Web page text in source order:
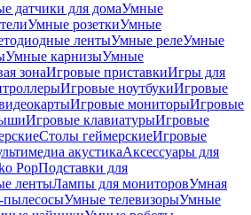
датчики для домаУмные
Умные розеткиУмные
лентыУмные релеУмные
Умные карнизыУмные
зонаИгровые приставкиИгры для
Игровые ноутбукиИгровые
Игровые мониторыИгровые
Игровые клавиатурыИгровые
Столы геймерскиеИгровые
акустикаАксессуары для
PopПодставки для
лентыЛампы для мониторовУмная
Умные телевизорыУмные